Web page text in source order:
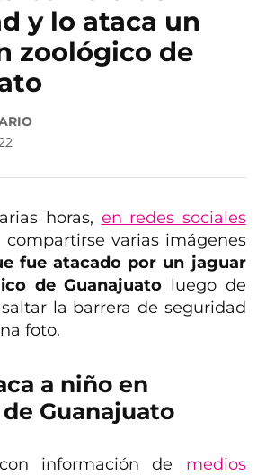
y lo ataca un
zoológico de
horas, en redes sociales
compartirse varias imágenes
fue atacado por un jaguar
de Guanajuato luego de
la barrera de seguridad
foto.
a niño en
Guanajuato
información de medios